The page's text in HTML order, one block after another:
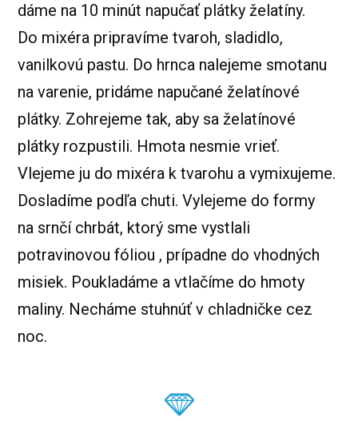
dáme na 10 minút napučať plátky želatíny.
Do mixéra pripravíme tvaroh, sladidlo,
vanilkovú pastu. Do hrnca nalejeme smotanu
na varenie, pridáme napučané želatínové
plátky. Zohrejeme tak, aby sa želatínové
plátky rozpustili. Hmota nesmie vrieť.
Vlejeme ju do mixéra k tvarohu a vymixujeme.
Dosladíme podľa chuti. Vylejeme do formy
na srnčí chrbát, ktorý sme vystlali
potravinovou fóliou , prípadne do vhodných
misiek. Poukladáme a vtlačíme do hmoty
maliny. Necháme stuhnúť v chladničke cez
noc.